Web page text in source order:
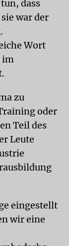
dass
war der
Wort
im
zu
oder
Teil des
Leute
eingestellt
wir eine